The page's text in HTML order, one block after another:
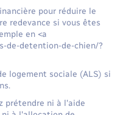
pour réduire le
redevance si vous êtes
en <a
de-detention-de-chien/?
logement sociale (ALS) si
prétendre ni à l'aide